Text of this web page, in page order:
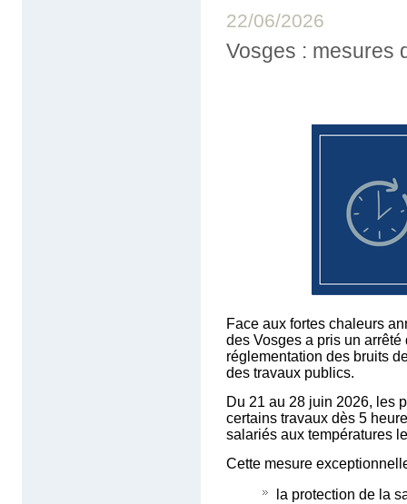
22/06/2026
Vosges : mesures
Face aux fortes chaleurs
des Vosges a pris un
réglementation des bruits
des travaux publics.
Du 21 au 28 juin 2026, les
certains travaux dès 5
salariés aux températures
Cette mesure
la protection de la